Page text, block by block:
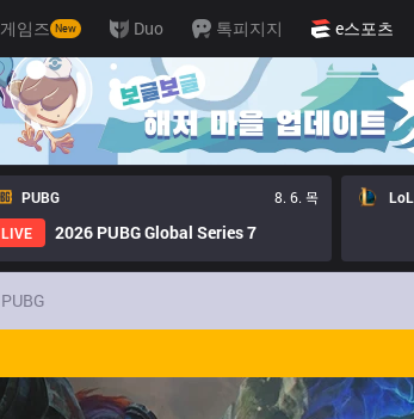
게임즈 New Duo 톡피지지 e스포츠
PUBG
8. 6. 목
LIVE
2026 PUBG Global Series 7
LoL
PUBG